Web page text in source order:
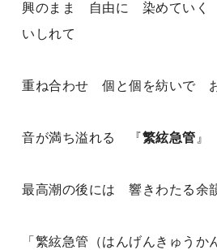
興のまま 自由に 染めてい
いしれて
重ね合わせ 個と個を紡いで
音が満ち溢れる 『繁絃急管 』
最高潮の後には 響きわたる余
「繁絃急管（はんげんきゅうか